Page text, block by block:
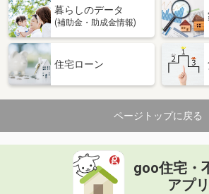
暮らしのデータ
(補助金・助成金情報)
住宅ローン
ページトップに戻る
goo住宅・
アプリ